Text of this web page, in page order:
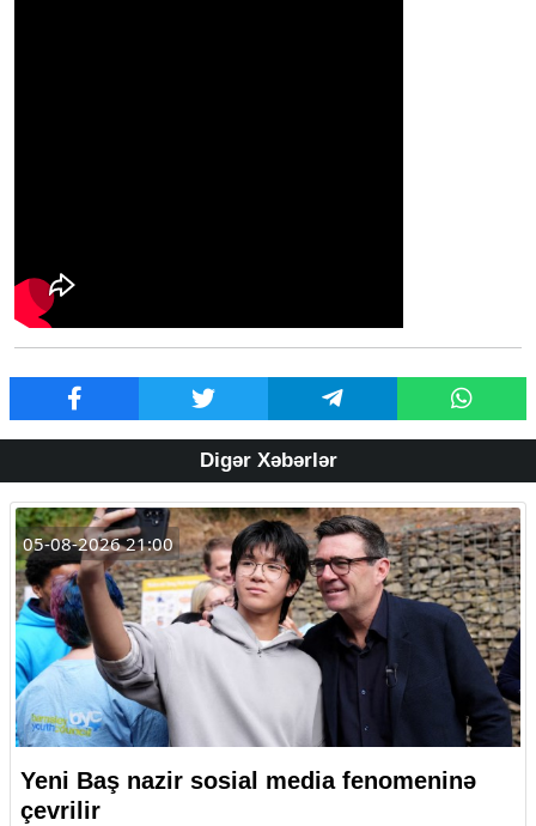
Digər Xəbərlər
05-08-2026 21:00
Yeni Baş nazir sosial media fenomeninə
çevrilir